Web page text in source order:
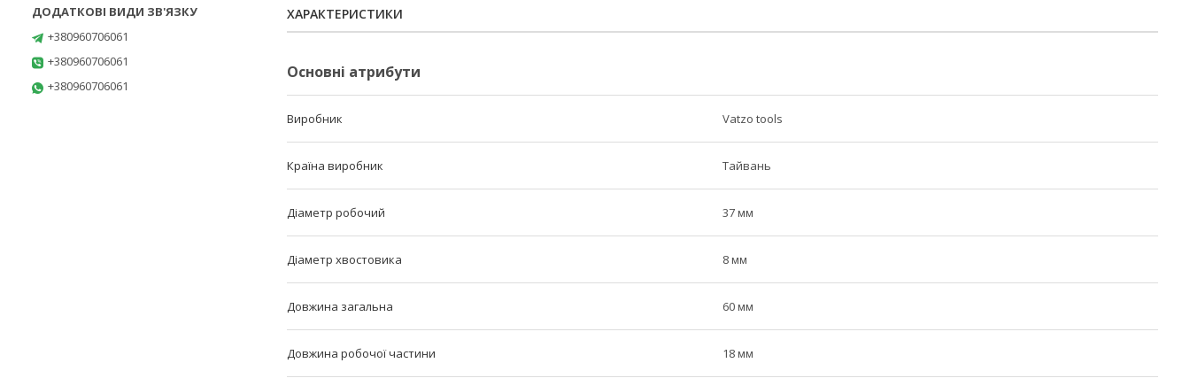
ХАРАКТЕРИСТИКИ
Основні атрибути
Виробник Vatzo tools
Країна виробник Тайвань
Діаметр робочий 37 мм
Діаметр хвостовика 8 мм
Довжина загальна 60 мм
Довжина робочої частини 18 мм
+380960706061
+380960706061
+380960706061